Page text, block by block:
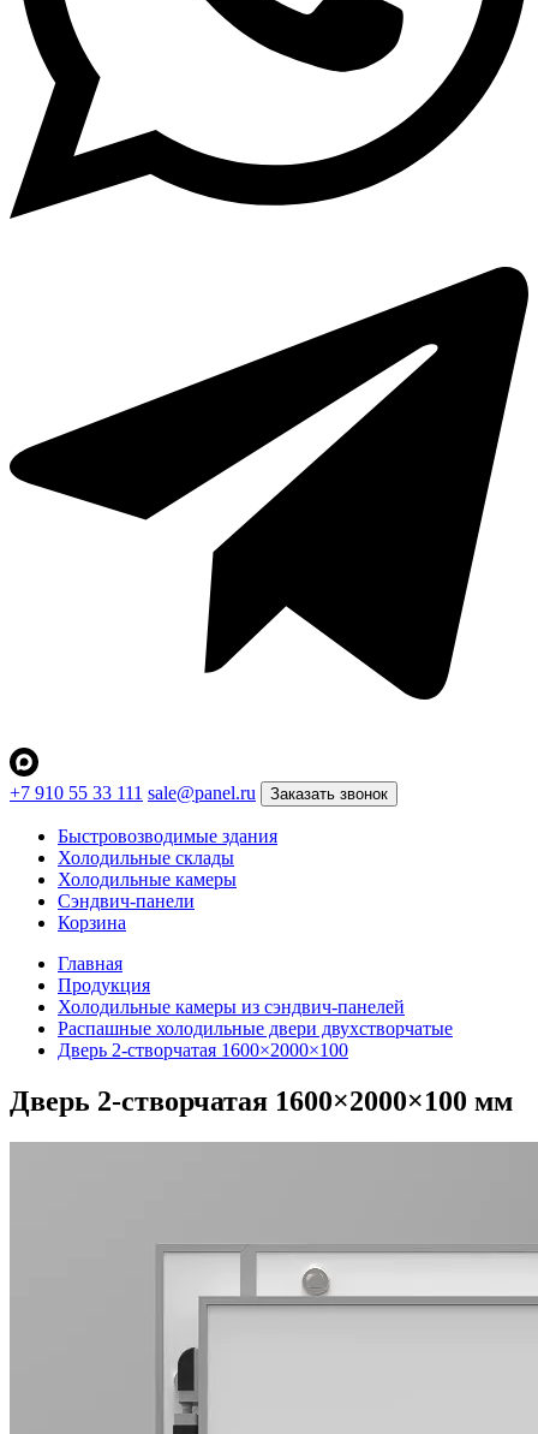
+7 910 55 33 111 sale@panel.ru Заказать звонок
Быстровозводимые здания
Холодильные склады
Холодильные камеры
Сэндвич-панели
Корзина
Главная
Продукция
Холодильные камеры из сэндвич-панелей
Распашные холодильные двери двухстворчатые
Дверь 2-створчатая 1600×2000×100
Дверь 2-створчатая 1600×2000×100 мм